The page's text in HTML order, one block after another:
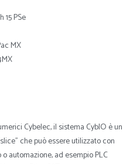
15 PSe
MX
Cybelec, il sistema CybIO è un
che può essere utilizzato con
automazione, ad esempio PLC